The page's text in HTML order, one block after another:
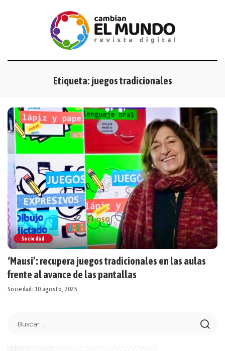
Etiqueta: juegos tradicionales
Sociedad
‘Mausi’: recupera juegos tradicionales en las aulas
frente al avance de las pantallas
Sociedad 10 agosto, 2025